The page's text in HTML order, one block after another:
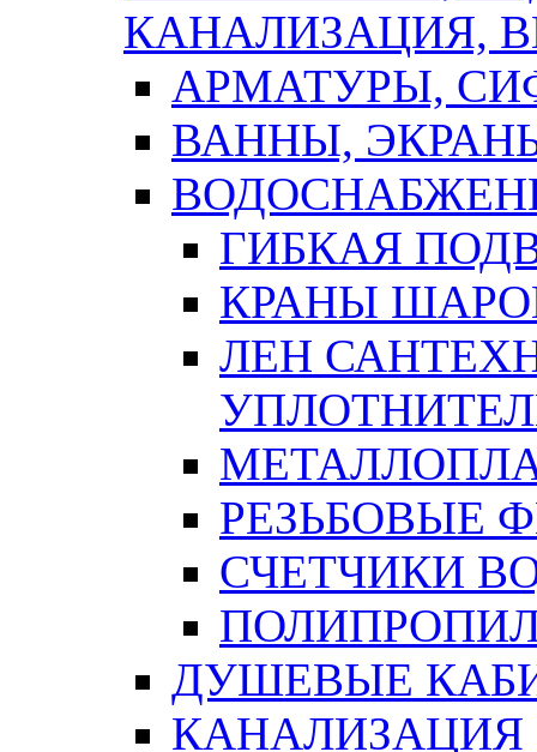
КАНАЛИЗАЦИЯ,
АРМАТУРЫ,
ВАННЫ,
ГИБКАЯ
КРАНЫ
ЛЕН
РЕЗЬБОВЫЕ
СЧЕТЧИКИ
ДУШЕВЫЕ
КАНАЛИЗАЦИЯ